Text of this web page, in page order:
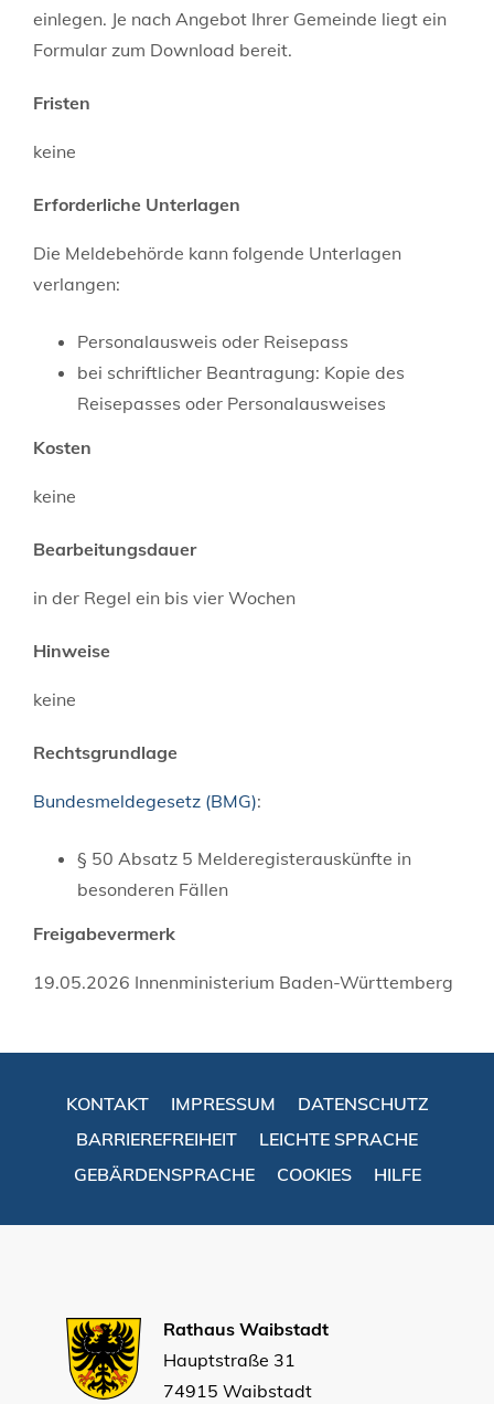
einlegen. Je nach Angebot Ihrer Gemeinde liegt ein
Formular zum Download bereit.
Fristen
keine
Erforderliche Unterlagen
Die Meldebehörde kann folgende Unterlagen
verlangen:
Personalausweis oder Reisepass
bei schriftlicher Beantragung: Kopie des
Reisepasses oder Personalausweises
Kosten
keine
Bearbeitungsdauer
in der Regel ein bis vier Wochen
Hinweise
keine
Rechtsgrundlage
Bundesmeldegesetz (BMG):
§ 50 Absatz 5 Melderegisterauskünfte in
besonderen Fällen
Freigabevermerk
19.05.2026 Innenministerium Baden-Württemberg
KONTAKT IMPRESSUM
DATENSCHUTZ
BARRIEREFREIHEIT
LEICHTE SPRACHE
GEBÄRDENSPRACHE
COOKIES HILFE
Rathaus Waibstadt
Hauptstraße 31
74915 Waibstadt